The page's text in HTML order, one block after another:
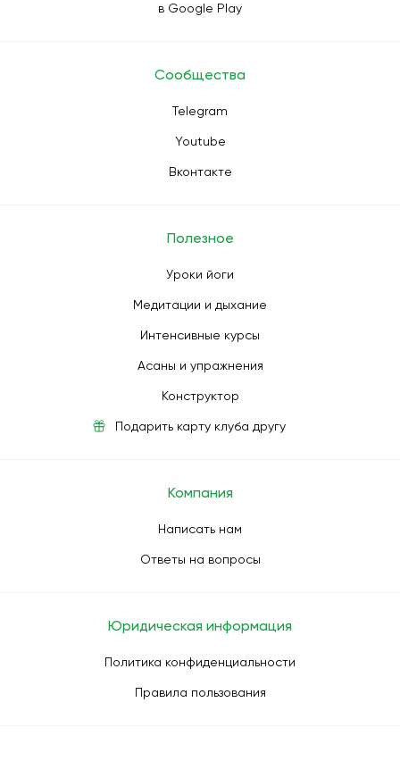
в Google Play
Сообщества
Telegram
Youtube
Вконтакте
Полезное
Уроки йоги
Медитации и дыхание
Интенсивные курсы
Асаны и упражнения
Конструктор
Подарить карту клуба другу
Компания
Написать нам
Ответы на вопросы
Юридическая информация
Политика конфиденциальности
Правила пользования